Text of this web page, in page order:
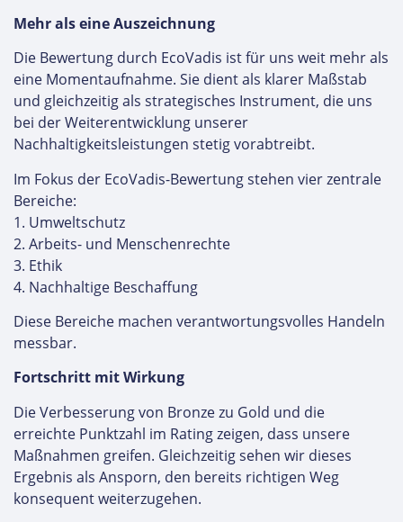
Mehr als eine Auszeichnung
Die Bewertung durch EcoVadis ist für uns weit mehr als
eine Momentaufnahme. Sie dient als klarer Maßstab
und gleichzeitig als strategisches Instrument, die uns
bei der Weiterentwicklung unserer
Nachhaltigkeitsleistungen stetig vorabtreibt.
Im Fokus der EcoVadis-Bewertung stehen vier zentrale
Bereiche:
1. Umweltschutz
2. Arbeits- und Menschenrechte
3. Ethik
4. Nachhaltige Beschaffung
Diese Bereiche machen verantwortungsvolles Handeln
messbar.
Fortschritt mit Wirkung
Die Verbesserung von Bronze zu Gold und die
erreichte Punktzahl im Rating zeigen, dass unsere
Maßnahmen greifen. Gleichzeitig sehen wir dieses
Ergebnis als Ansporn, den bereits richtigen Weg
konsequent weiterzugehen.